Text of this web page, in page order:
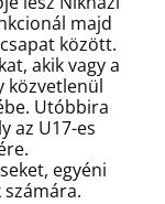
majd
között.
akik vagy a
közvetlenül
Utóbbira
az U17-es
egyéni